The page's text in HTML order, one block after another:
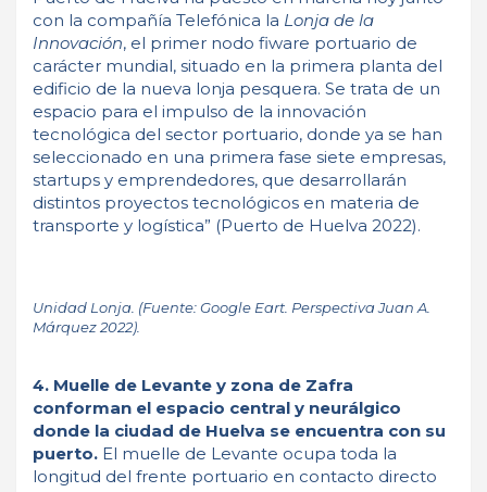
con la compañía Telefónica la Lonja de la
Innovación, el primer nodo fiware portuario de
carácter mundial, situado en la primera planta del
edificio de la nueva lonja pesquera. Se trata de un
espacio para el impulso de la innovación
tecnológica del sector portuario, donde ya se han
seleccionado en una primera fase siete empresas,
startups y emprendedores, que desarrollarán
distintos proyectos tecnológicos en materia de
transporte y logística” (Puerto de Huelva 2022).
Unidad Lonja. (Fuente: Google Eart. Perspectiva Juan A.
Márquez 2022).
4. Muelle de Levante y zona de Zafra
conforman el espacio central y neurálgico
donde la ciudad de Huelva se encuentra con su
puerto. El muelle de Levante ocupa toda la
longitud del frente portuario en contacto directo